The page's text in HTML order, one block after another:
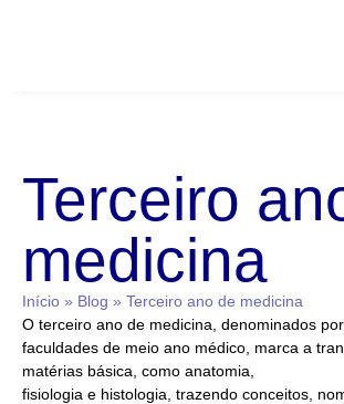
Terceiro
medicina
Início » Blog » Terceiro ano de medicina
O terceiro ano de medicina, denominados
faculdades de meio ano médico, marca a
matérias básica, como anatomia,
fisiologia e histologia, trazendo conceitos,